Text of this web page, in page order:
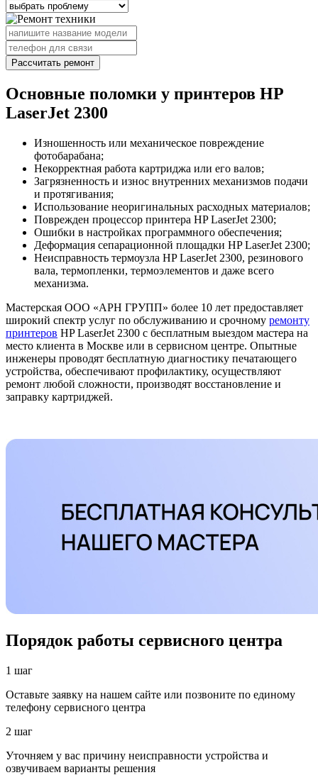
Рассчитать ремонт
Основные поломки у принтеров HP
LaserJet 2300
Изношенность или механическое повреждение
фотобарабана;
Некорректная работа картриджа или его валов;
Загрязненность и износ внутренних механизмов подачи
и протягивания;
Использование неоригинальных расходных материалов;
Поврежден процессор принтера HP LaserJet 2300;
Ошибки в настройках программного обеспечения;
Деформация сепарационной площадки HP LaserJet 2300;
Неисправность термоузла HP LaserJet 2300, резинового
вала, термопленки, термоэлементов и даже всего
механизма.
Мастерская ООО «АРН ГРУПП» более 10 лет предоставляет
широкий спектр услуг по обслуживанию и срочному ремонту
принтеров HP LaserJet 2300 с бесплатным выездом мастера на
место клиента в Москве или в сервисном центре. Опытные
инженеры проводят бесплатную диагностику печатающего
устройства, обеспечивают профилактику, осуществляют
ремонт любой сложности, производят восстановление и
заправку картриджей.
Порядок работы сервисного центра
1 шаг
Оставьте заявку на нашем сайте или позвоните по единому
телефону сервисного центра
2 шаг
Уточняем у вас причину неисправности устройства и
озвучиваем варианты решения